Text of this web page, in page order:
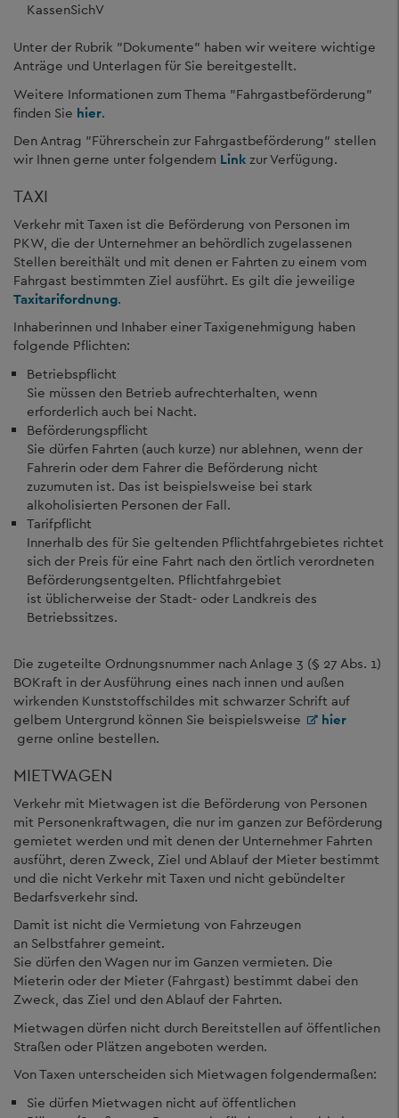
KassenSichV
Unter der Rubrik "Dokumente" haben wir weitere wichtige
Anträge und Unterlagen für Sie bereitgestellt.
Weitere Informationen zum Thema "Fahrgastbeförderung"
finden Sie hier.
Den Antrag "Führerschein zur Fahrgastbeförderung" stellen
wir Ihnen gerne unter folgendem Link zur Verfügung.
TAXI
Verkehr mit Taxen ist die Beförderung von Personen im
PKW, die der Unternehmer an behördlich zugelassenen
Stellen bereithält und mit denen er Fahrten zu einem vom
Fahrgast bestimmten Ziel ausführt. Es gilt die jeweilige
Taxitarifordnung.
Inhaberinnen und Inhaber einer Taxigenehmigung haben
folgende Pflichten:
Betriebspflicht
Sie müssen den Betrieb aufrechterhalten, wenn
erforderlich auch bei Nacht.
Beförderungspflicht
Sie dürfen Fahrten (auch kurze) nur ablehnen, wenn der
Fahrerin oder dem Fahrer die Beförderung nicht
zuzumuten ist. Das ist beispielsweise bei stark
alkoholisierten Personen der Fall.
Tarifpflicht
Innerhalb des für Sie geltenden Pflichtfahrgebietes richtet
sich der Preis für eine Fahrt nach den örtlich verordneten
Beförderungsentgelten. Pflichtfahrgebiet
ist üblicherweise der Stadt- oder Landkreis des
Betriebssitzes.
Die zugeteilte Ordnungsnummer nach Anlage 3 (§ 27 Abs. 1)
BOKraft in der Ausführung eines nach innen und außen
wirkenden Kunststoffschildes mit schwarzer Schrift auf
gelbem Untergrund können Sie beispielsweise
hier
gerne online bestellen.
MIETWAGEN
Verkehr mit Mietwagen ist die Beförderung von Personen
mit Personenkraftwagen, die nur im ganzen zur Beförderung
gemietet werden und mit denen der Unternehmer Fahrten
ausführt, deren Zweck, Ziel und Ablauf der Mieter bestimmt
und die nicht Verkehr mit Taxen und nicht gebündelter
Bedarfsverkehr sind.
Damit ist nicht die Vermietung von Fahrzeugen
an Selbstfahrer gemeint.
Sie dürfen den Wagen nur im Ganzen vermieten. Die
Mieterin oder der Mieter (Fahrgast) bestimmt dabei den
Zweck, das Ziel und den Ablauf der Fahrten.
Mietwagen dürfen nicht durch Bereitstellen auf öffentlichen
Straßen oder Plätzen angeboten werden.
Von Taxen unterscheiden sich Mietwagen folgendermaßen:
Sie dürfen Mietwagen nicht auf öffentlichen